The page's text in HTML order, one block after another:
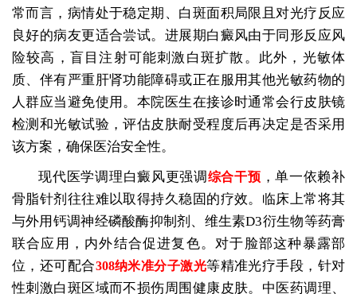
常而言，病情处于稳定期、白斑面积局限且对光疗反应
良好的病友更适合尝试。进展期白癜风由于同形反应风
险较高，盲目注射可能刺激白斑扩散。此外，光敏体
质、伴有严重肝肾功能障碍或正在服用其他光敏药物的
人群应当避免使用。本院医生在接诊时通常会行皮肤镜
检测和光敏试验，评估皮肤耐受程度后再决定是否采用
该方案，确保医治安全性。
现代医学调理白癜风更强调综合干预 ，单一依赖补
骨脂针剂往往难以取得持久稳固的疗效。临床上常将其
与外用钙调神经磷酸酶抑制剂、维生素D3衍生物等药膏
联合应用，内外结合促进复色。对于脸部这种暴露部
位，还可配合308纳米准分子激光等精准光疗手段，针对
性刺激白斑区域而不损伤周围健康皮肤。中医药调理、